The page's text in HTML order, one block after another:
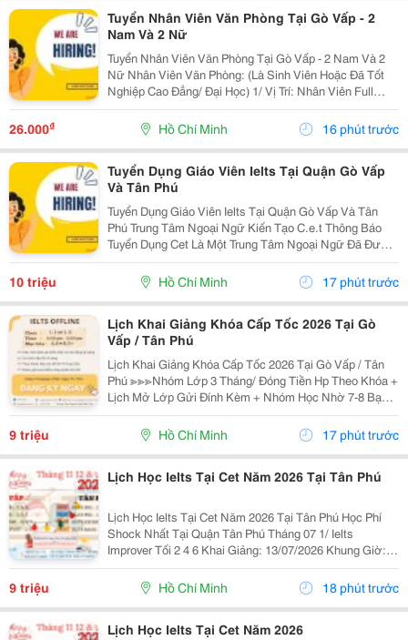
Tuyển Nhân Viên Văn Phòng Tại Gò Vấp - 2
Nam Và 2 Nữ
Tuyển Nhân Viên Văn Phòng Tại Gò Vấp - 2 Nam Và 2
Nữ Nhân Viên Văn Phòng: (Là Sinh Viên Hoặc Đã Tốt
Nghiệp Cao Đẳng/ Đại Học) 1/ Vị Trí: Nhân Viên Full
Time (2 Nam 2 Nữ) Ca Làm: 13:00 Đến 21:00 (1 Tháng
Được Nghỉ Phép 1 Ngày, Và Hưởng Các Ngày...
26.000₫ Hồ Chí Minh 16 phút trước
Tuyển Dụng Giáo Viên Ielts Tại Quận Gò Vấp
Và Tân Phú
Tuyển Dụng Giáo Viên Ielts Tại Quận Gò Vấp Và Tân
Phú Trung Tâm Ngoại Ngữ Kiến Tạo C.e.t Thông Báo
Tuyển Dụng Cet Là Một Trung Tâm Ngoại Ngữ Đã Được
Thành Lập 16 Năm Chuyên Về Chương Trình Anh Văn
Học Thuật Ielts &Ndash; Toefl Ibt. Trung Tâm...
10 triệu Hồ Chí Minh 17 phút trước
Lịch Khai Giảng Khóa Cấp Tốc 2026 Tại Gò
Vấp / Tân Phú
Lịch Khai Giảng Khóa Cấp Tốc 2026 Tại Gò Vấp / Tân
Phú ≫≫≫Nhóm Lớp 3 Tháng/ Đóng Tiền Hp Theo Khóa +
Lịch Mở Lớp Gửi Đính Kèm + Nhóm Học Nhờ 7-8 Bạn/
Lớp + Giáo Trình Ielts Có Band Điểm Lộ Trình, Sách
Nước Ngoài Bám Sát + Chia Đều 4 Kỹ...
9 triệu Hồ Chí Minh 17 phút trước
Lịch Học Ielts Tại Cet Năm 2026 Tại Tân Phú
Lịch Học Ielts Tại Cet Năm 2026 Tại Tân Phú Học Phí
Shock Nhất Tại Quận Tân Phú Tháng 07 1/ Ielts
Improver Tối 2 4 6 Khai Giảng: 13/07/2026 Khung Giờ:
18:00 Đến 21:00 Học Phí Ưu Đãi 5% Khi Đăng Ký 2/ Ielts
Basic Tối 3 5 7 Khai...
9 triệu Hồ Chí Minh 18 phút trước
Lịch Học Ielts Tại Cet Năm 2026